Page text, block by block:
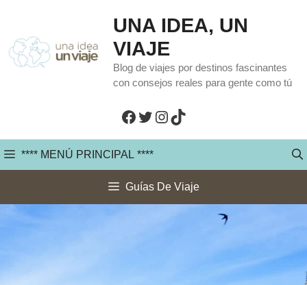
contenido
UNA IDEA, UN
VIAJE
Blog de viajes por destinos fascinantes
con consejos reales para gente como tú
Facebook
Twitter
Instagram
TikTok
**** MENÚ PRINCIPAL ****
Guías De Viaje